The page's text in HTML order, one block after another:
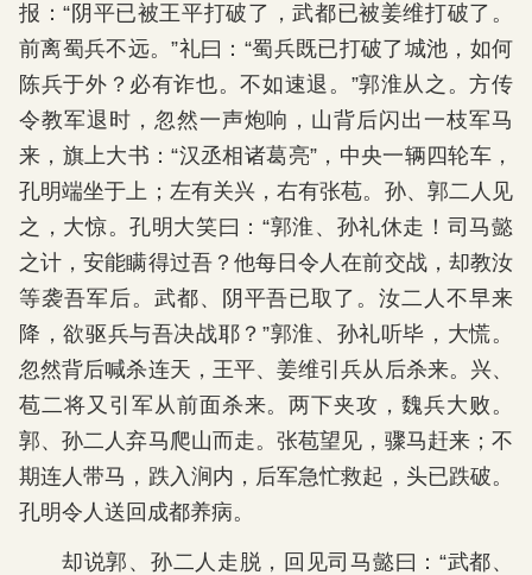
报：“阴平已被王平打破了，武都已被姜维打破了。
前离蜀兵不远。”礼曰：“蜀兵既已打破了城池，如何
陈兵于外？必有诈也。不如速退。”郭淮从之。方传
令教军退时，忽然一声炮响，山背后闪出一枝军马
来，旗上大书：“汉丞相诸葛亮”，中央一辆四轮车，
孔明端坐于上；左有关兴，右有张苞。孙、郭二人见
之，大惊。孔明大笑曰：“郭淮、孙礼休走！司马懿
之计，安能瞒得过吾？他每日令人在前交战，却教汝
等袭吾军后。武都、阴平吾已取了。汝二人不早来
降，欲驱兵与吾决战耶？”郭淮、孙礼听毕，大慌。
忽然背后喊杀连天，王平、姜维引兵从后杀来。兴、
苞二将又引军从前面杀来。两下夹攻，魏兵大败。
郭、孙二人弃马爬山而走。张苞望见，骤马赶来；不
期连人带马，跌入涧内，后军急忙救起，头已跌破。
孔明令人送回成都养病。
却说郭、孙二人走脱，回见司马懿曰：“武都、